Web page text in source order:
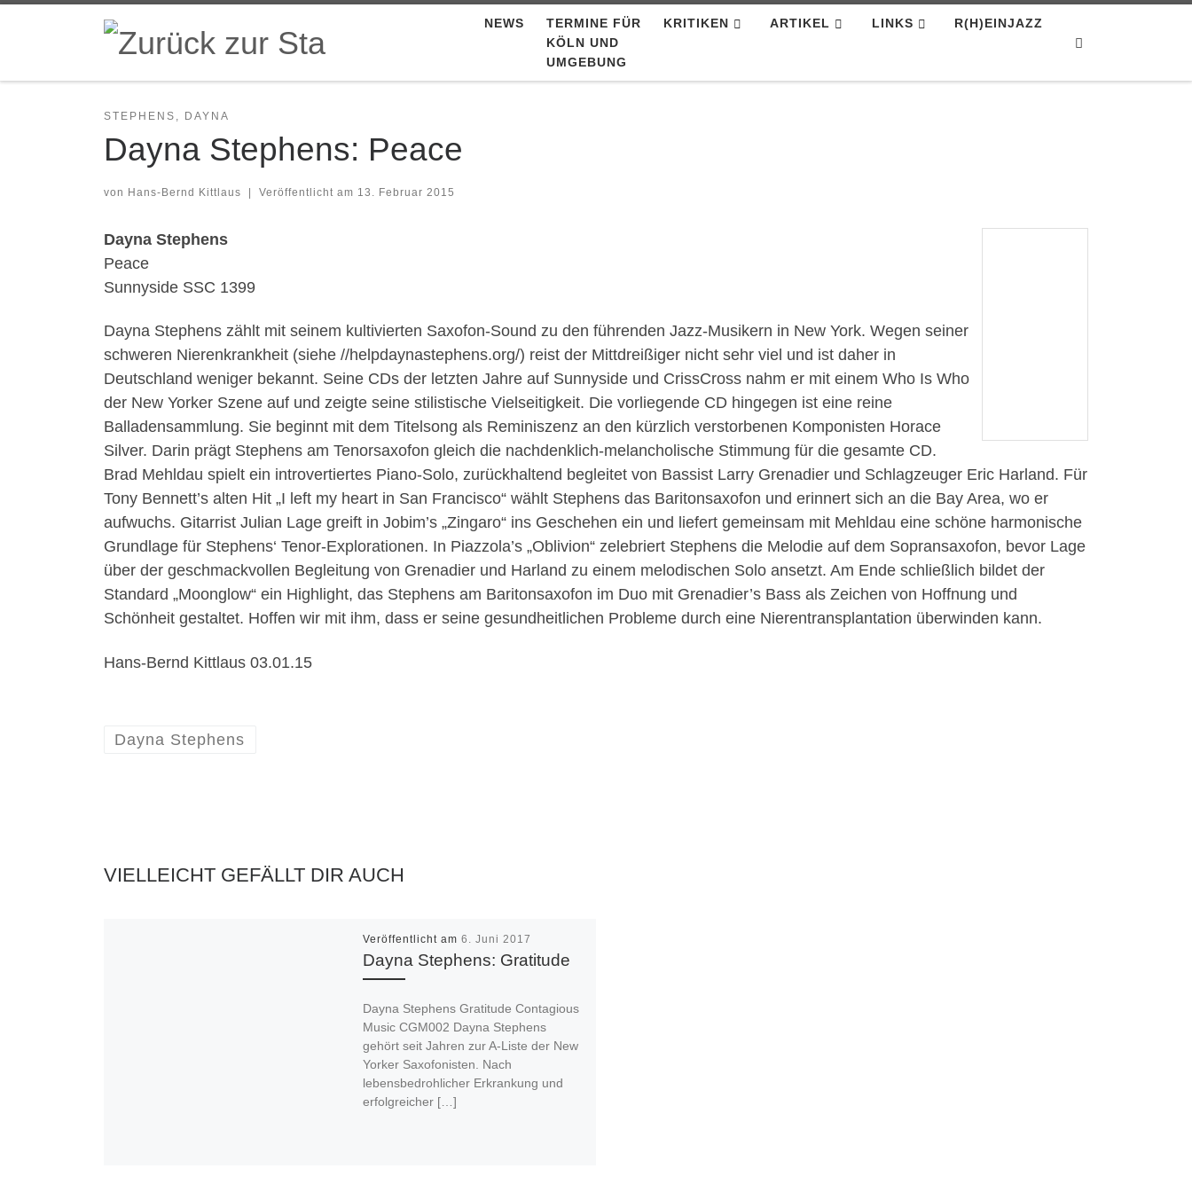
Zum Inhalt springen NEWS
TERMINE FÜR
KÖLN UND
UMGEBUNG
KRITIKEN ARTIKEL LINKS R(H)EINJAZZ
STEPHENS, DAYNA
Dayna Stephens: Peace
von Hans-Bernd Kittlaus | Veröffentlicht am 13. Februar 2015
Dayna Stephens
Peace
Sunnyside SSC 1399
Dayna Stephens zählt mit seinem kultivierten Saxofon-Sound zu den führenden Jazz-Musikern in New York. Wegen seiner
schweren Nierenkrankheit (siehe //helpdaynastephens.org/) reist der Mittdreißiger nicht sehr viel und ist daher in
Deutschland weniger bekannt. Seine CDs der letzten Jahre auf Sunnyside und CrissCross nahm er mit einem Who Is Who
der New Yorker Szene auf und zeigte seine stilistische Vielseitigkeit. Die vorliegende CD hingegen ist eine reine
Balladensammlung. Sie beginnt mit dem Titelsong als Reminiszenz an den kürzlich verstorbenen Komponisten Horace
Silver. Darin prägt Stephens am Tenorsaxofon gleich die nachdenklich-melancholische Stimmung für die gesamte CD.
Brad Mehldau spielt ein introvertiertes Piano-Solo, zurückhaltend begleitet von Bassist Larry Grenadier und Schlagzeuger Eric Harland. Für
Tony Bennett’s alten Hit „I left my heart in San Francisco“ wählt Stephens das Baritonsaxofon und erinnert sich an die Bay Area, wo er
aufwuchs. Gitarrist Julian Lage greift in Jobim’s „Zingaro“ ins Geschehen ein und liefert gemeinsam mit Mehldau eine schöne harmonische
Grundlage für Stephens‘ Tenor-Explorationen. In Piazzola’s „Oblivion“ zelebriert Stephens die Melodie auf dem Sopransaxofon, bevor Lage
über der geschmackvollen Begleitung von Grenadier und Harland zu einem melodischen Solo ansetzt. Am Ende schließlich bildet der
Standard „Moonglow“ ein Highlight, das Stephens am Baritonsaxofon im Duo mit Grenadier’s Bass als Zeichen von Hoffnung und
Schönheit gestaltet. Hoffen wir mit ihm, dass er seine gesundheitlichen Probleme durch eine Nierentransplantation überwinden kann.
Hans-Bernd Kittlaus 03.01.15
Dayna Stephens
VIELLEICHT GEFÄLLT DIR AUCH
Veröffentlicht am 6. Juni 2017
Dayna Stephens: Gratitude
Dayna Stephens Gratitude Contagious
Music CGM002 Dayna Stephens
gehört seit Jahren zur A-Liste der New
Yorker Saxofonisten. Nach
lebensbedrohlicher Erkrankung und
erfolgreicher […]